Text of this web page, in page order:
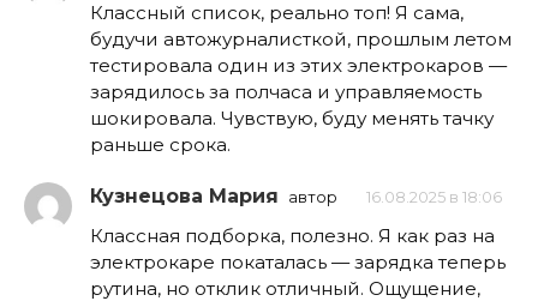
Классный список, реально топ! Я сама,
будучи автожурналисткой, прошлым летом
тестировала один из этих электрокаров —
зарядилось за полчаса и управляемость
шокировала. Чувствую, буду менять тачку
раньше срока.
Кузнецова Мария автор 16.08.2025 в 18:06
Классная подборка, полезно. Я как раз на
электрокаре покаталась — зарядка теперь
рутина, но отклик отличный. Ощущение,